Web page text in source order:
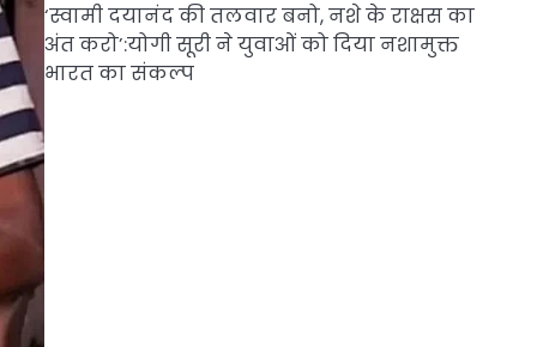
‘स्वामी दयानंद की तलवार बनो, नशे के राक्षस का
अंत करो’:योगी सूरी ने युवाओं को दिया नशामुक्त
भारत का संकल्प